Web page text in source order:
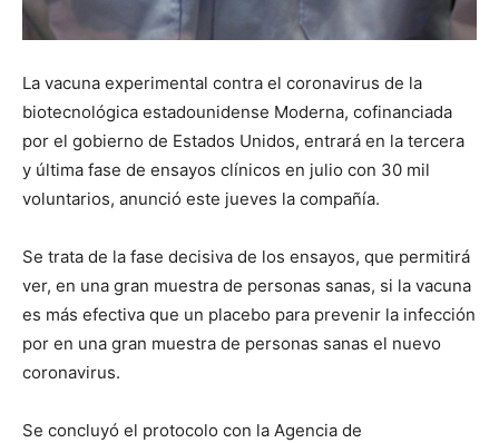
La vacuna experimental contra el coronavirus de la
biotecnológica estadounidense Moderna, cofinanciada
por el gobierno de Estados Unidos, entrará en la tercera
y última fase de ensayos clínicos en julio con 30 mil
voluntarios, anunció este jueves la compañía.
Se trata de la fase decisiva de los ensayos, que permitirá
ver, en una gran muestra de personas sanas, si la vacuna
es más efectiva que un placebo para prevenir la infección
por en una gran muestra de personas sanas el nuevo
coronavirus.
Se concluyó el protocolo con la Agencia de